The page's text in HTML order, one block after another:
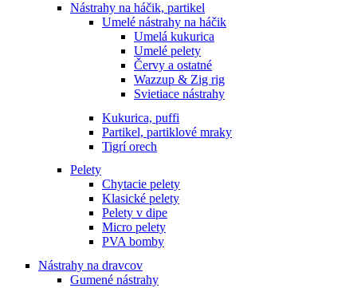
Nástrahy na háčik, partikel
Umelé nástrahy na háčik
Umelá kukurica
Umelé pelety
Červy a ostatné
Wazzup & Zig rig
Svietiace nástrahy
Kukurica, puffi
Partikel, partiklové mraky
Tigrí orech
Pelety
Chytacie pelety
Klasické pelety
Pelety v dipe
Micro pelety
PVA bomby
Nástrahy na dravcov
Gumené nástrahy